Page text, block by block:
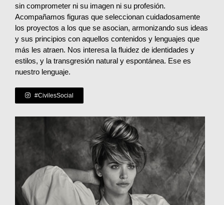
sin comprometer ni su imagen ni su profesión.
Acompañamos figuras que seleccionan cuidadosamente
los proyectos a los que se asocian, armonizando sus ideas
y sus principios con aquellos contenidos y lenguajes que
más les atraen. Nos interesa la fluidez de identidades y
estilos, y la transgresión natural y espontánea. Ese es
nuestro lenguaje.
#CivilesSocial